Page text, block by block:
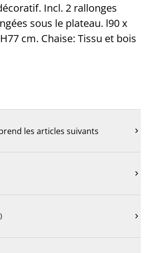
Incl. 2 rallonges
sous le plateau. l90 x
cm. Chaise: Tissu et bois
les articles suivants 

) 